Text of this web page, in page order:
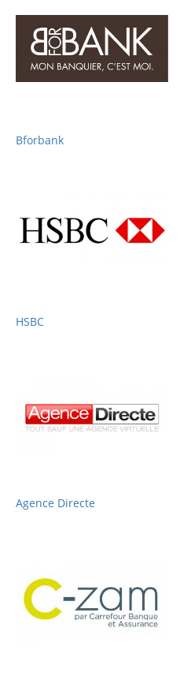
Bforbank
HSBC
Agence Directe